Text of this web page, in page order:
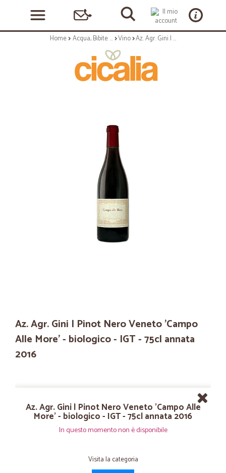
Home Acqua, Bibite e Alcolici Vino Az. Agr. Gini | Pinot Nero Veneto 'Campo Alle More' - biologico - IGT - 75cl annata 2016
Az. Agr. Gini | Pinot Nero Veneto 'Campo
Alle More' - biologico - IGT - 75cl annata
2016
Az. Agr. Gini | Pinot Nero Veneto 'Campo Alle
More' - biologico - IGT - 75cl annata 2016
In questo momento non è disponibile
Visita la categoria